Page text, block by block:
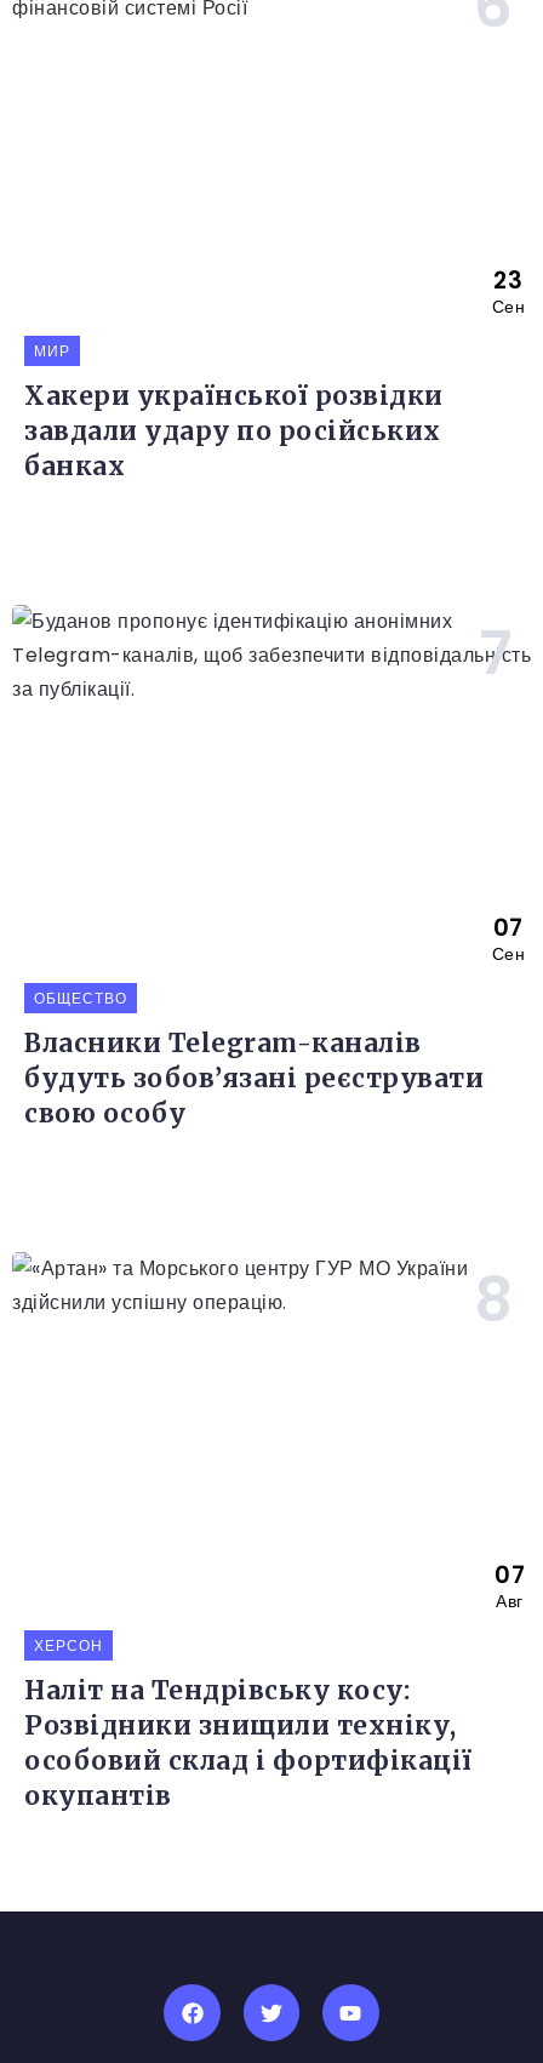
23
Сен
МИР
Хакери української розвідки
завдали удару по російських
банках
07
Сен
ОБЩЕСТВО
Власники Telegram-каналів
будуть зобов’язані реєструвати
свою особу
07
Авг
ХЕРСОН
Наліт на Тендрівську косу:
Розвідники знищили техніку,
особовий склад і фортифікації
окупантів